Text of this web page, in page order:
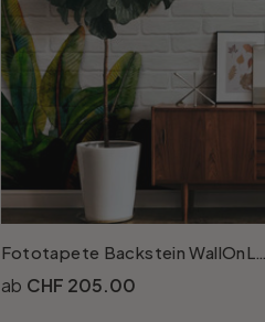
Fototapete Backstein WallOnLeaves in grau grün - Vliestapete Designwalls 2 - 2.55x3.5 m
CHF 205.00